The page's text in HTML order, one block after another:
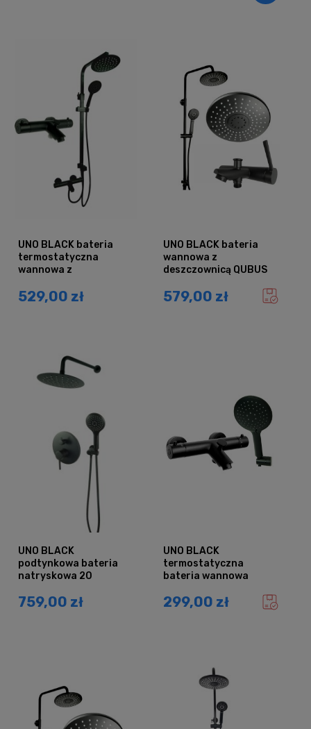
UNO BLACK bateria
termostatyczna
wannowa z
CZARNY
529,00 zł
UNO BLACK bateria
wannowa z
deszczownicą QUBUS
579,00 zł
UNO BLACK
podtynkowa bateria
natryskowa 20
759,00 zł
UNO BLACK
termostatyczna
bateria wannowa
prysznicowa CZARNA
299,00 zł